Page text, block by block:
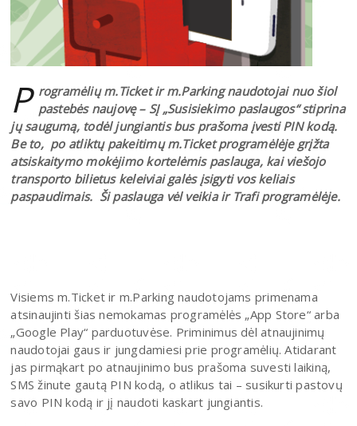
P rogramėlių m.Ticket ir m.Parking naudotojai nuo šiol
pastebės naujovę – SĮ „Susisiekimo paslaugos“ stiprina
jų saugumą, todėl jungiantis bus prašoma įvesti PIN kodą.
Be to, po atliktų pakeitimų m.Ticket programėlėje grįžta
atsiskaitymo mokėjimo kortelėmis paslauga, kai viešojo
transporto bilietus keleiviai galės įsigyti vos keliais
paspaudimais. Ši paslauga vėl veikia ir Trafi programėlėje.
Visiems m.Ticket ir m.Parking naudotojams primenama
atsinaujinti šias nemokamas programėlės „App Store“ arba
„Google Play“ parduotuvėse. Priminimus dėl atnaujinimų
naudotojai gaus ir jungdamiesi prie programėlių. Atidarant
jas pirmąkart po atnaujinimo bus prašoma suvesti laikiną,
SMS žinute gautą PIN kodą, o atlikus tai – susikurti pastovų
savo PIN kodą ir jį naudoti kaskart jungiantis.